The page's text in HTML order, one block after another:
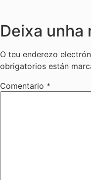
Deixa unha
O teu enderezo
obrigatorios están
Comentario *